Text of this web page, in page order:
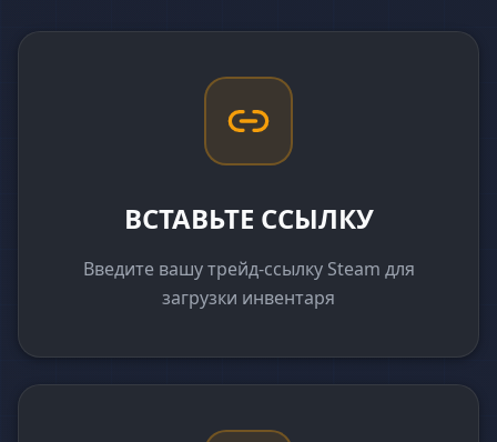
ВСТАВЬТЕ ССЫЛКУ
Введите вашу трейд-ссылку Steam для
загрузки инвентаря